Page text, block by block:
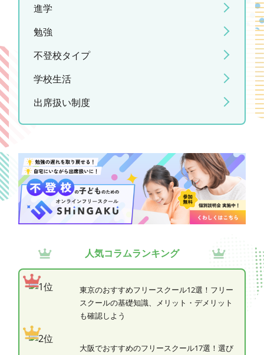
進学
勉強
不登校タイプ
学校生活
出席扱い制度
人気コラムランキング
東京のおすすめフリースクール12選！フリー
スクールの基礎知識、メリット・デメリット
も確認しよう
大阪でおすすめのフリースクール17選！選び